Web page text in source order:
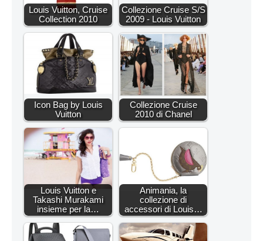
Louis Vuitton, Cruise
Collection 2010
Collezione Cruise S/S
2009 - Louis Vuitton
Icon Bag by Louis
Vuitton
Collezione Cruise
2010 di Chanel
Louis Vuitton e
Takashi Murakami
insieme per la…
Animania, la
collezione di
accessori di Louis…